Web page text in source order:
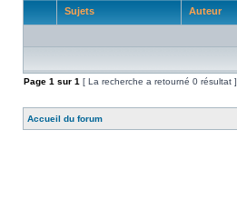
Sujets Auteur
Page 1 sur 1 [ La recherche a retourné 0 résultat ]
Accueil du forum